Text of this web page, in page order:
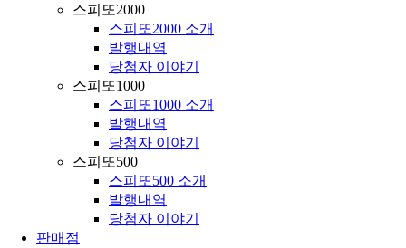
스피또2000
스피또2000 소개
발행내역
당첨자 이야기
스피또1000
스피또1000 소개
발행내역
당첨자 이야기
스피또500
스피또500 소개
발행내역
당첨자 이야기
판매점